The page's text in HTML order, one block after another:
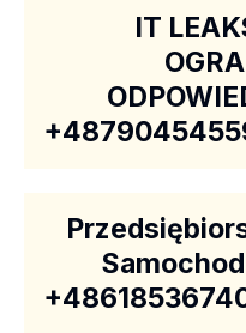
IT